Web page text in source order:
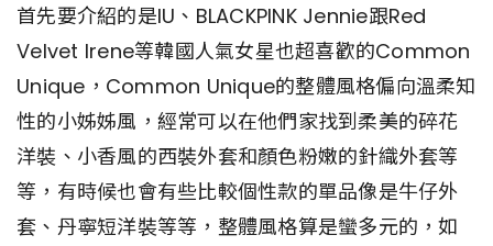
首先要介紹的是IU、BLACKPINK Jennie跟Red
Velvet Irene等韓國人氣女星也超喜歡的Common
Unique，Common Unique的整體風格偏向溫柔知
性的小姊姊風，經常可以在他們家找到柔美的碎花
洋裝、小香風的西裝外套和顏色粉嫩的針織外套等
等，有時候也會有些比較個性款的單品像是牛仔外
套、丹寧短洋裝等等，整體風格算是蠻多元的，如